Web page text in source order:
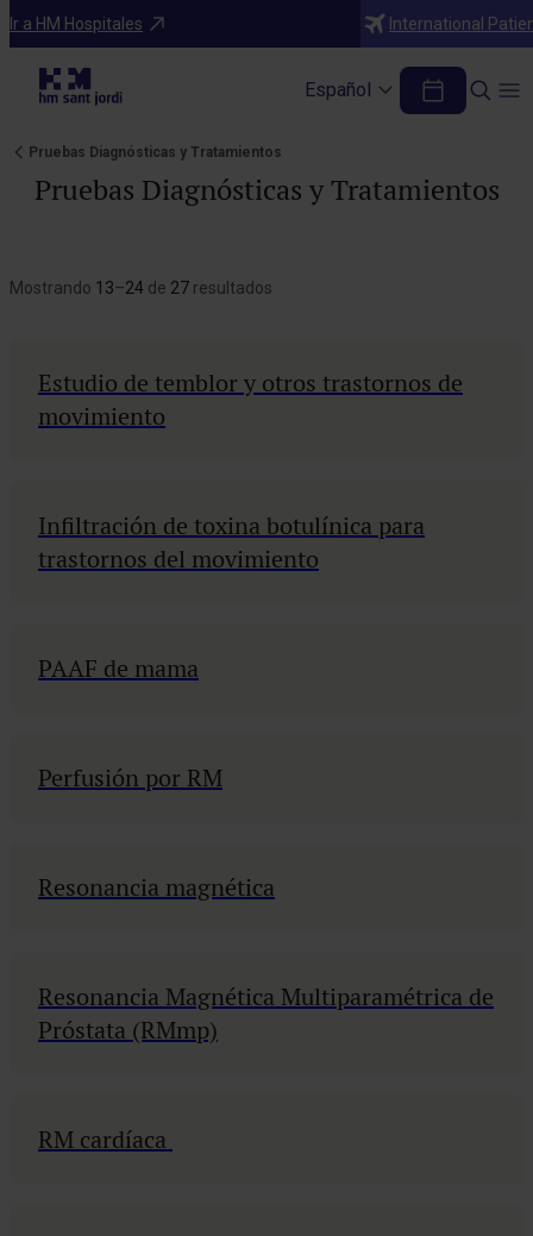
Ir a HM Hospitales International
Español
Pruebas Diagnósticas y Tratamientos
Pruebas Diagnósticas y Tratamientos
Mostrando 13–24 de 27 resultados
Estudio de temblor y otros trastornos de
movimiento
Infiltración de toxina botulínica para
trastornos del movimiento
PAAF de mama
Perfusión por RM
Resonancia magnética
Resonancia Magnética Multiparamétrica de
Próstata (RMmp)
RM cardíaca